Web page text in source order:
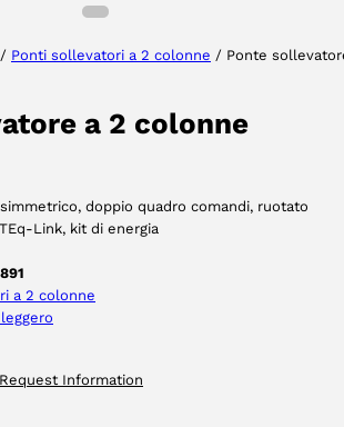
/ Ponti sollevatori a 2 colonne / Ponte
a 2 colonne
doppio quadro comandi, ruotato
Link, kit di energia
a 2 colonne
Request Information
ACCETTA